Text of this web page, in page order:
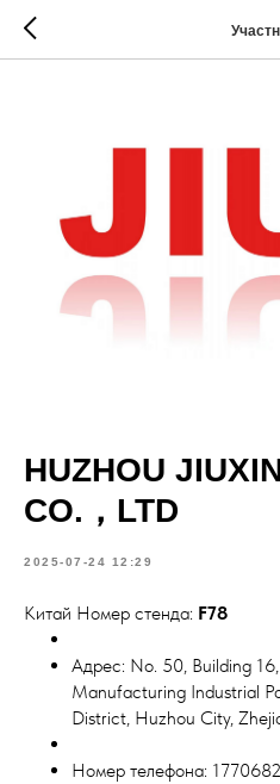
HUZHOU
CO.，LTD
2025-07-24 12:29
Китай Номер стенда: F78
Адрес: No. 50, Building
Manufacturing Industrial
District, Huzhou City,
Номер телефона: